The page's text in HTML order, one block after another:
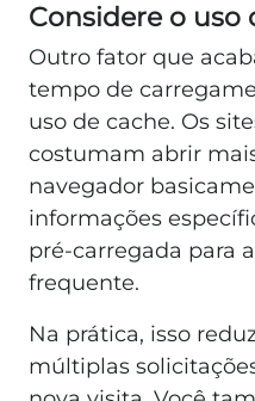
Considere o uso
Outro fator que
tempo de
uso de cache. Os
costumam abrir
navegador
informações
pré-carregada para
frequente.
Na prática, isso
múltiplas